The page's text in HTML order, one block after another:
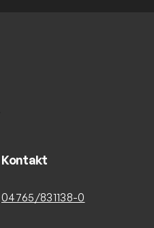
Kontakt
04765/831138-0